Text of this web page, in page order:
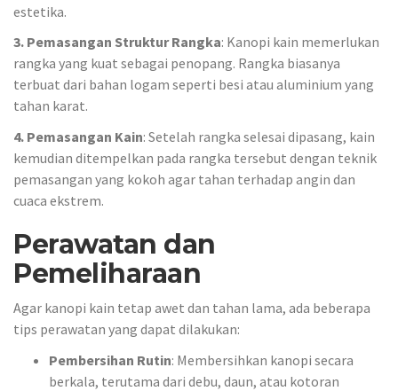
estetika.
3. Pemasangan Struktur Rangka: Kanopi kain memerlukan
rangka yang kuat sebagai penopang. Rangka biasanya
terbuat dari bahan logam seperti besi atau aluminium yang
tahan karat.
4. Pemasangan Kain: Setelah rangka selesai dipasang, kain
kemudian ditempelkan pada rangka tersebut dengan teknik
pemasangan yang kokoh agar tahan terhadap angin dan
cuaca ekstrem.
Perawatan dan
Pemeliharaan
Agar kanopi kain tetap awet dan tahan lama, ada beberapa
tips perawatan yang dapat dilakukan:
Pembersihan Rutin: Membersihkan kanopi secara
berkala, terutama dari debu, daun, atau kotoran